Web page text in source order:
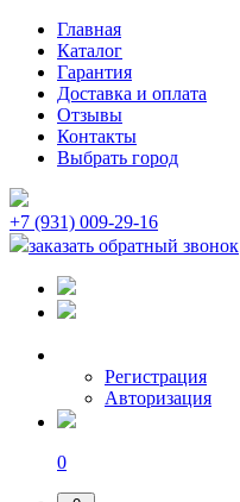
Главная
Каталог
Гарантия
Доставка и оплата
Отзывы
Контакты
Выбрать город
+7 (931) 009-29-16
заказать обратный звонок
Регистрация
Авторизация
0